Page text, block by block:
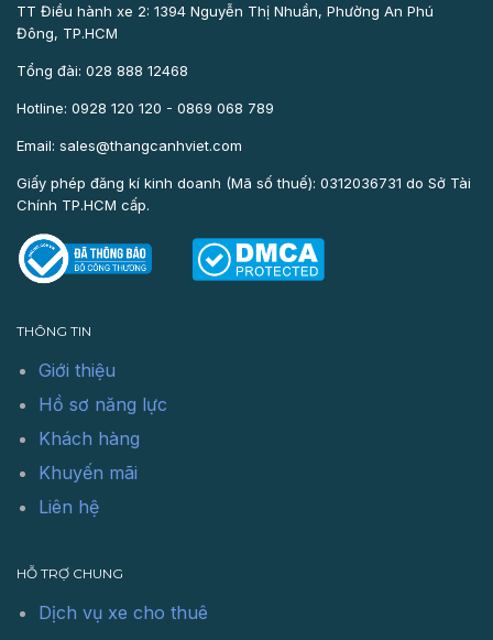
TT Điều hành xe 2: 1394 Nguyễn Thị Nhuần, Phường An Phú
Đông, TP.HCM
Tổng đài: 028 888 12468
Hotline: 0928 120 120 - 0869 068 789
Email: sales@thangcanhviet.com
Giấy phép đăng kí kinh doanh (Mã số thuế): 0312036731 do Sở Tài
Chính TP.HCM cấp.
THÔNG TIN
Giới thiệu
Hồ sơ năng lực
Khách hàng
Khuyến mãi
Liên hệ
HỖ TRỢ CHUNG
Dịch vụ xe cho thuê